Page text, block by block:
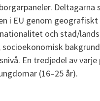
Deltagarna
i EU genom geografiskt
och stad/
socioekonomisk
En tredjedel av varje
(16–25 år).